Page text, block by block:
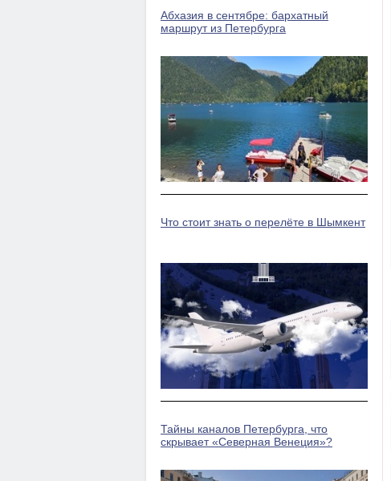
Абхазия в сентябре: бархатный
маршрут из Петербурга
Что стоит знать о перелёте в Шымкент
Тайны каналов Петербурга, что
скрывает «Северная Венеция»?